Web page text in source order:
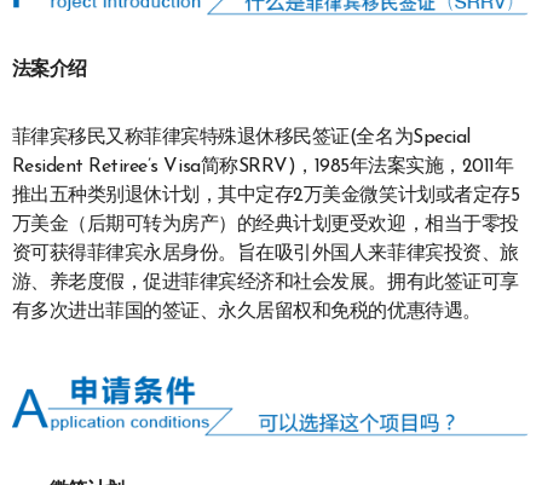
法案介绍
菲律宾移民又称菲律宾特殊退休移民签证(全名为Special
Resident Retiree’s Visa简称SRRV)，1985年法案实施，2011年
推出五种类别退休计划，其中定存2万美金微笑计划或者定存5
万美金（后期可转为房产）的经典计划更受欢迎，相当于零投
资可获得菲律宾永居身份。旨在吸引外国人来菲律宾投资、旅
游、养老度假，促进菲律宾经济和社会发展。拥有此签证可享
有多次进出菲国的签证、永久居留权和免税的优惠待遇。